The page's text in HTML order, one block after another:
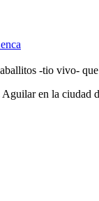
-tio vivo-
en la ciudad